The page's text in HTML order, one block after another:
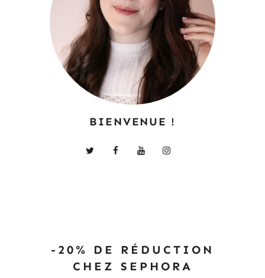
BIENVENUE !
-20% DE RÉDUCTION
CHEZ SEPHORA